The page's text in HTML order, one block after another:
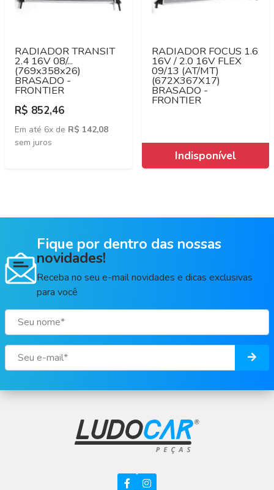
RADIADOR TRANSIT
2.4 16V 08/...
(769x358x26)
BRASADO -
FRONTIER
R$ 852,46
Em até 6x de R$ 142,08
sem juros
RADIADOR FOCUS 1.6
16V / 2.0 16V FLEX
09/13 (AT/MT)
(672X367X17)
BRASADO -
FRONTIER
Fique por dentro das nossas
novidades!
Receba no seu e-mail novidades e dicas exclusivas
para você